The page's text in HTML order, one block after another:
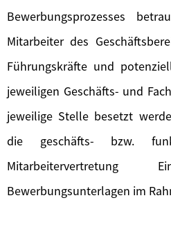
Bewerbungsprozesses
Mitarbeiter des
Führungskräfte und
jeweiligen Geschäfts- und
jeweilige Stelle besetzt
die geschäfts- bzw.
Bewerbungsunterlagen im